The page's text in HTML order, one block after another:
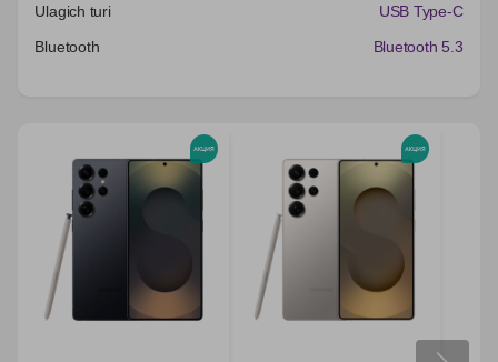
Ulagich turi
USB Type-C
Bluetooth
Bluetooth 5.3